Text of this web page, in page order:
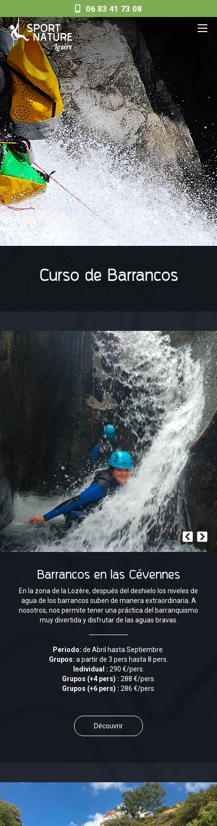
06 83 41 73 08
Curso de Barrancos
Barrancos en las Cévennes
En la zona de la Lozère, después del deshielo los niveles de
agua de los barrancos suben de manera extraordinaria. A
nosotros, nos permite tener una práctica del barranquismo
muy divertida y disfrutar de las aguas bravas.
Periodo: de Abril hasta Septiembre.
Grupos: a partir de 3 pers hasta 8 pers.
Individual : 290 €/pers.
Grupos (+4 pers) : 288 €/pers.
Grupos (+6 pers) : 286 €/pers.
Découvrir